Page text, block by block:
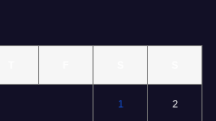
1 2